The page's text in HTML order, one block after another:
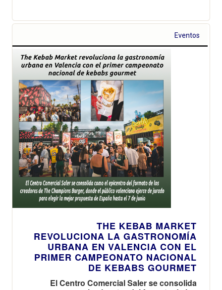
Eventos
THE KEBAB MARKET
REVOLUCIONA LA GASTRONOMÍA
URBANA EN VALENCIA CON EL
PRIMER CAMPEONATO NACIONAL
DE KEBABS GOURMET
El Centro Comercial Saler se consolida